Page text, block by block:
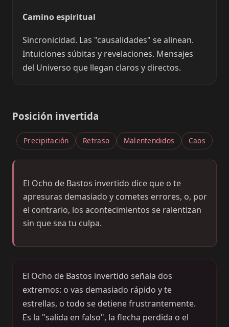
Camino espiritual
Sincronicidad. Las "causalidades" se alinean.
Intuiciones súbitas y revelaciones. Mensajes
del Universo que llegan claros y directos.
Posición invertida
Precipitación Retraso Malentendidos Caos
El Ocho de Bastos invertido dice que o te
apresuras demasiado y cometes errores, o, por
el contrario, los acontecimientos se ralentizan
sin que sea tu culpa.
El Ocho de Bastos invertido señala dos
extremos: o vas demasiado rápido y te
estrellas, o todo se detiene frustrantemente.
Es la "salida en falso", la flecha perdida o el